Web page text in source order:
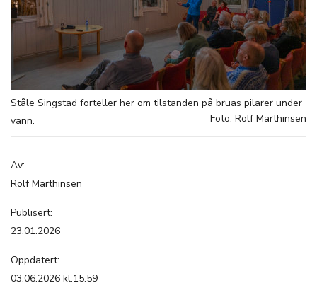
Ståle Singstad forteller her om tilstanden på bruas pilarer under
vann.
Foto: Rolf Marthinsen
Av:
Rolf Marthinsen
Publisert:
23.01.2026
Oppdatert:
03.06.2026 kl.15:59